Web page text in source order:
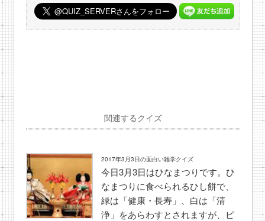
関連するクイズ
2017年3月3日の面白い雑学クイズ
今日3月3日はひなまつりです。ひ
なまつりに食べられるひし餅で、
緑は「健康・長寿」、白は「清
浄」をあらわすとされますが、ピ